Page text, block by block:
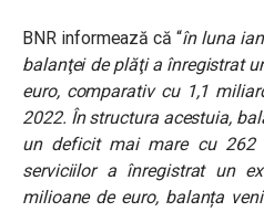
BNR informează că “în luna
balanţei de plăţi a înregistrat
euro, comparativ cu 1,1
2022. În structura acestuia,
un deficit mai mare cu 262
serviciilor a înregistrat un
milioane de euro, balanța